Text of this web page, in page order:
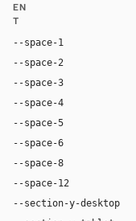
EN
T
--space-1
--space-2
--space-3
--space-4
--space-5
--space-6
--space-8
--space-12
--section-y-desktop